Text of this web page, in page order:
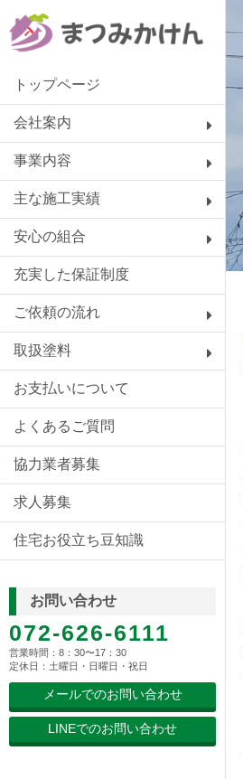
トップページ
会社案内
事業内容
主な施工実績
安心の組合
充実した保証制度
ご依頼の流れ
取扱塗料
お支払いについて
よくあるご質問
協力業者募集
求人募集
住宅お役立ち豆知識
お問い合わせ
072-626-6111
営業時間：8：30〜17：30
定休日：土曜日・日曜日・祝日
メールでのお問い合わせ
LINEでのお問い合わせ